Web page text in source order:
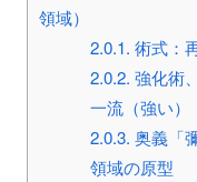
領域）
2.0.1. 術式：
2.0.2. 強化術
一流（強い）
2.0.3. 奥義「
領域の原型